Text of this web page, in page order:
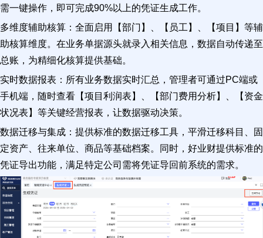
需一键操作，即可完成90%以上的凭证生成工作。
多维度辅助核算：全面启用【部门】、【员工】、【项目】等辅
助核算维度。在业务单据源头就录入相关信息，数据自动传递至
总账，为精细化核算提供基础。
实时数据报表：所有业务数据实时汇总，管理者可通过PC端或
手机端，随时查看【项目利润表】、【部门费用分析】、【资金
状况表】等关键经营报表，让数据驱动决策。
数据迁移与集成：提供标准的数据迁移工具，平滑迁移科目、固
定资产、往来单位、商品等基础档案。同时，好业财提供标准的
凭证导出功能，满足特定公司需将凭证导回前系统的需求。